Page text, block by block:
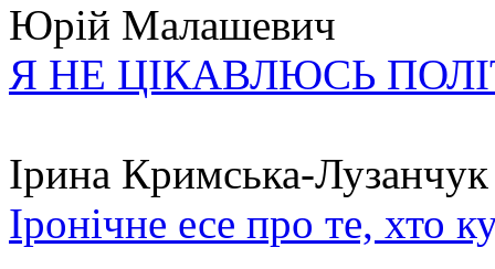
Юрій Малашевич
Я НЕ ЦІКАВЛЮСЬ
Ірина Кримська-Лузанчук
Іронічне есе про те, хто